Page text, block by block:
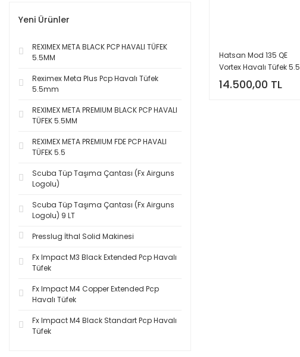
Yeni Ürünler
REXIMEX META BLACK PCP HAVALI TÜFEK
5.5MM
Reximex Meta Plus Pcp Havalı Tüfek
5.5mm
REXIMEX META PREMIUM BLACK PCP HAVALI
TÜFEK 5.5MM
REXIMEX META PREMIUM FDE PCP HAVALI
TÜFEK 5.5
Scuba Tüp Taşıma Çantası (Fx Airguns
Logolu)
Scuba Tüp Taşıma Çantası (Fx Airguns
Logolu) 9 LT
Presslug İthal Solid Makinesi
Fx Impact M3 Black Extended Pcp Havalı
Tüfek
Fx Impact M4 Copper Extended Pcp
Havalı Tüfek
Fx Impact M4 Black Standart Pcp Havalı
Tüfek
Hatsan Mod 135 QE
Vortex Havalı Tüfek 5.5
MM
14.500,00 TL